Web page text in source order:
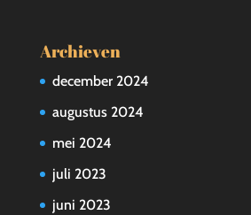
Archieven
december 2024
augustus 2024
mei 2024
juli 2023
juni 2023